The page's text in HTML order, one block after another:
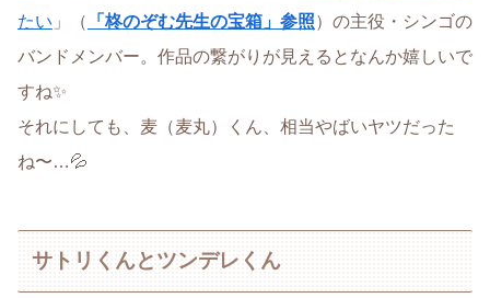
たい 」（ 「柊のぞむ先生の宝箱」参照）の主役・シンゴの
バンドメンバー。作品の繋がりが見えるとなんか嬉しいで
すね✨
それにしても、麦（麦丸）くん、相当やばいヤツだった
ね〜…💦
サトリくんとツンデレくん